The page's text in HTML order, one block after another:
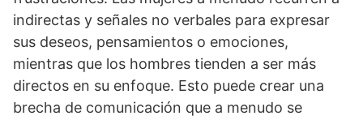
indirectas y señales no verbales para expresar
sus deseos, pensamientos o emociones,
mientras que los hombres tienden a ser más
directos en su enfoque. Esto puede crear una
brecha de comunicación que a menudo se